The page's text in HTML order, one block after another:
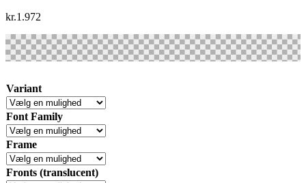
kr.1.972
Variant
Font Family
Frame
Fronts (translucent)